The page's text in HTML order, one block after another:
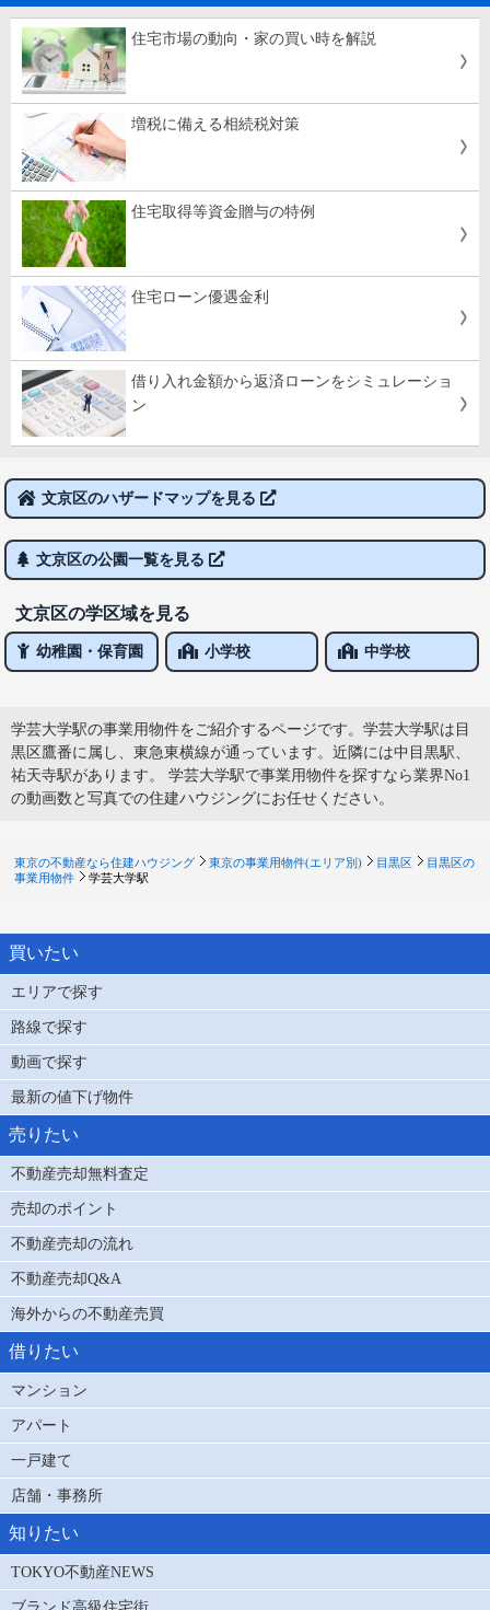
住宅市場の動向・家の買い時を解説
増税に備える相続税対策
住宅取得等資金贈与の特例
住宅ローン優遇金利
借り入れ金額から返済ローンをシミュレーショ
ン
文京区のハザードマップを見る
文京区の公園一覧を見る
文京区の学区域を見る
幼稚園・保育園 小学校 中学校
学芸大学駅の事業用物件をご紹介するページです。学芸大学駅は目
黒区鷹番に属し、東急東横線が通っています。近隣には中目黒駅、
祐天寺駅があります。 学芸大学駅で事業用物件を探すなら業界No1
の動画数と写真での住建ハウジングにお任せください。
東京の不動産なら住建ハウジング 東京の事業用物件(エリア別) 目黒区
目黒区の
事業用物件
学芸大学駅
買いたい
エリアで探す
路線で探す
動画で探す
最新の値下げ物件
売りたい
不動産売却無料査定
売却のポイント
不動産売却の流れ
不動産売却Q&A
海外からの不動産売買
借りたい
マンション
アパート
一戸建て
店舗・事務所
知りたい
TOKYO不動産NEWS